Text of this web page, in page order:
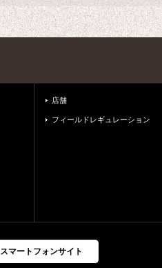
店舗
フィールドレギュレーション
スマートフォンサイト